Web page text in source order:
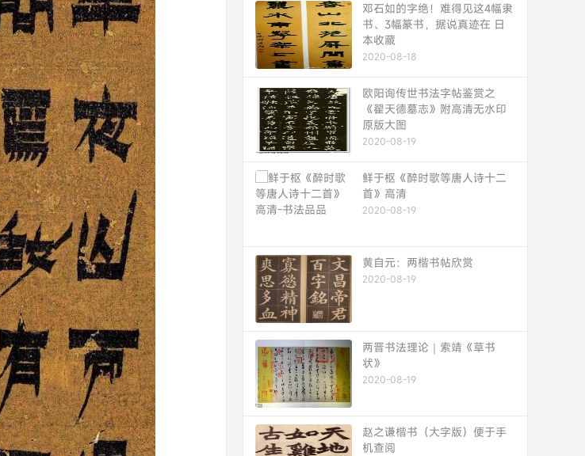
邓石如的字绝！难得见这4幅隶
书、3幅篆书，据说真迹在 日
本收藏
2020-08-18
欧阳询传世书法字帖鉴赏之
《翟天德墓志》附高清无水印
原版大图
2020-08-19
鲜于枢《醉时歌等唐人诗十二
首》高清
2020-08-19
黄自元：两楷书帖欣赏
2020-08-19
两晋书法理论｜索靖《草书
状》
2020-08-19
赵之谦楷书（大字版）便于手
机查阅